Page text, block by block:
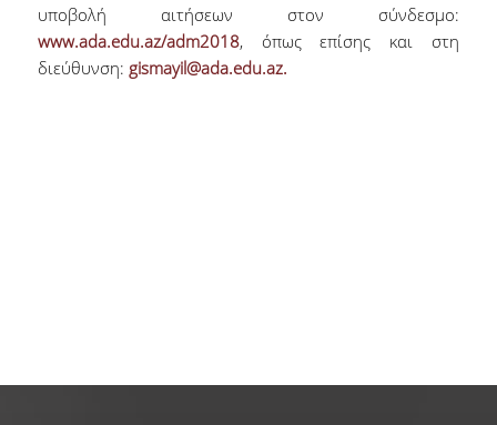
υποβολή αιτήσεων στον σύνδεσμο:
www.ada.edu.az/adm2018, όπως επίσης και στη
διεύθυνση: gismayil@ada.edu.az.